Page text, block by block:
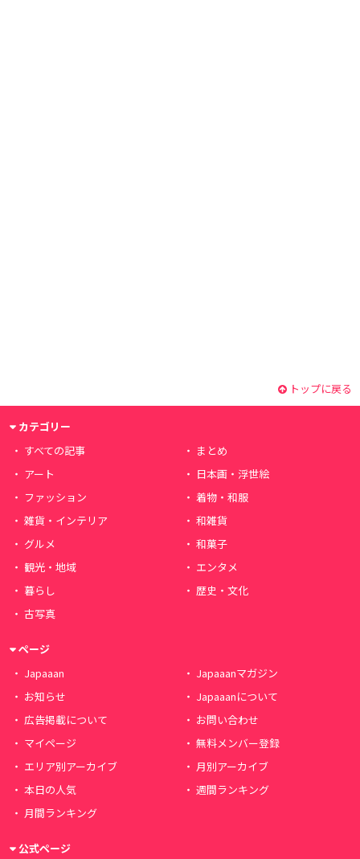
トップに戻る
カテゴリー
すべての記事
まとめ
アート
日本画・浮世絵
ファッション
着物・和服
雑貨・インテリア
和雑貨
グルメ
和菓子
観光・地域
エンタメ
暮らし
歴史・文化
古写真
ページ
Japaaan
Japaaanマガジン
お知らせ
Japaaanについて
広告掲載について
お問い合わせ
マイページ
無料メンバー登録
エリア別アーカイブ
月別アーカイブ
本日の人気
週間ランキング
月間ランキング
公式ページ